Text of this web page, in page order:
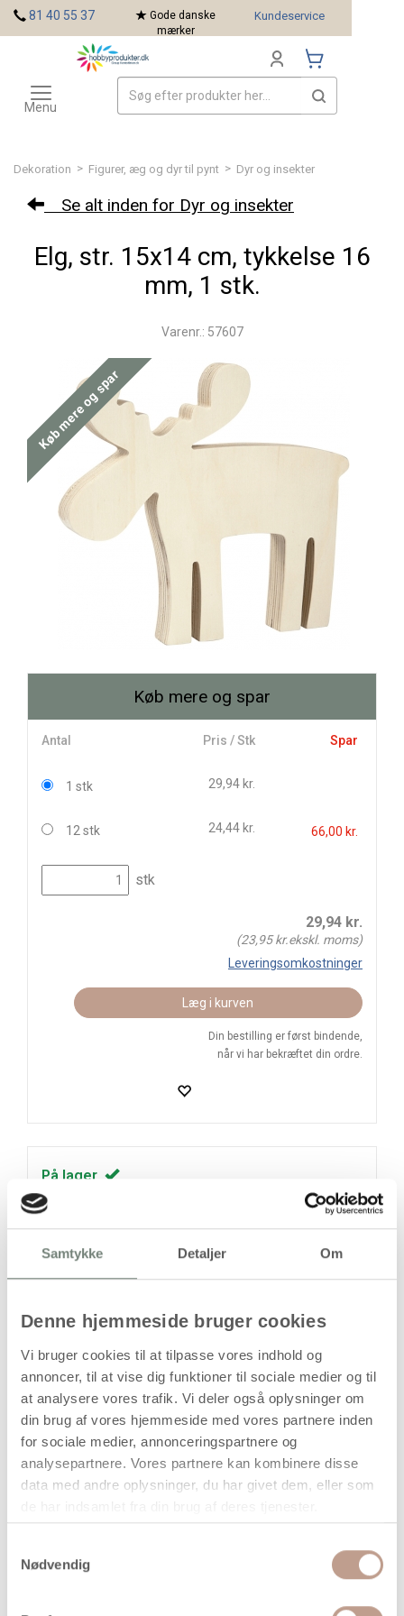
Samtykke Detaljer Om
Denne hjemmeside bruger cookies
Vi bruger cookies til at tilpasse vores indhold og
annoncer, til at vise dig funktioner til sociale medier og til
at analysere vores trafik. Vi deler også oplysninger om
din brug af vores hjemmeside med vores partnere inden
for sociale medier, annonceringspartnere og
analysepartnere. Vores partnere kan kombinere disse
data med andre oplysninger, du har givet dem, eller som
Nødvendig
Dekoration > Figurer, æg og dyr til pynt > Dyr og insekter
Se alt inden for Dyr og insekter
Elg, str. 15x14 cm, tykkelse 16
mm, 1 stk.
Varenr.: 57607
Køb mere og spar
Køb mere og spar
Antal Pris / Stk Spar
1 stk 29,94 kr.
12 stk 24,44 kr. 66,00 kr.
stk
29,94 kr.
(23,95kr.ekskl. moms)
Leveringsomkostninger
Læg i kurven
Din bestilling er først bindende,
når vi har bekræftet din ordre.
På lager
Levering: 1-3 hverdage
Handelsbetingelser
Stående elg i lyst træ til pynt og kreative
projekter
Denne elg er fremstillet i lyst træ og udformet som en
stående figur. Den måler 15 × 14 cm og har en tykkelse på
16 mm, hvilket giver en stabil konstruktion, der kan
placeres frit på hylder, borde eller i vindueskarme.
Produktet egner sig til både dekorativ brug og kreative
hobbyprojekter, hvor overfladen kan males, dekoreres eller
figuren velegnet til sæsonbetonet pynt og personlig
Elgen leveres enkeltvis.
81 40 55 37
Gode danske
mærker
Kundeservice
Toggle
navigation
Menu
Mærker